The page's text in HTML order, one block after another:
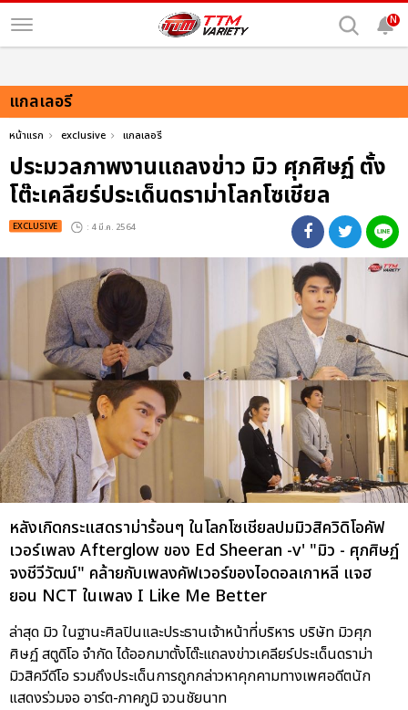
N
แกลเลอรี
หน้าแรก exclusive แกลเลอรี
ประมวลภาพงานแถลงข่าว มิว ศุภศิษฏ์ ตั้ง
โต๊ะเคลียร์ประเด็นดราม่าโลกโซเชียล
EXCLUSIVE : 4 มี.ค. 2564
หลังเกิดกระแสดราม่าร้อนๆ ในโลกโซเชียลปมมิวสิควิดิโอคัฟ
เวอร์เพลง Afterglow ของ Ed Sheeran -v' "มิว - ศุภศิษฏ์
จงชีวีวัฒน์" คล้ายกับเพลงคัฟเวอร์ของไอดอลเกาหลี แจฮ
ยอน NCT ในเพลง I Like Me Better
ล่าสุด มิว ในฐานะศิลปินและประธานเจ้าหน้าที่บริหาร บริษัท มิวศุภ
ศิษฏ์ สตูดิโอ จำกัด ได้ออกมาตั้งโต๊ะแถลงข่าวเคลียร์ประเด็นดราม่า
มิวสิควีดีโอ รวมถึงประเด็นการถูกกล่าวหาคุกคามทางเพศอดีตนัก
แสดงร่วมจอ อาร์ต-ภาคภูมิ จวนชัยนาท